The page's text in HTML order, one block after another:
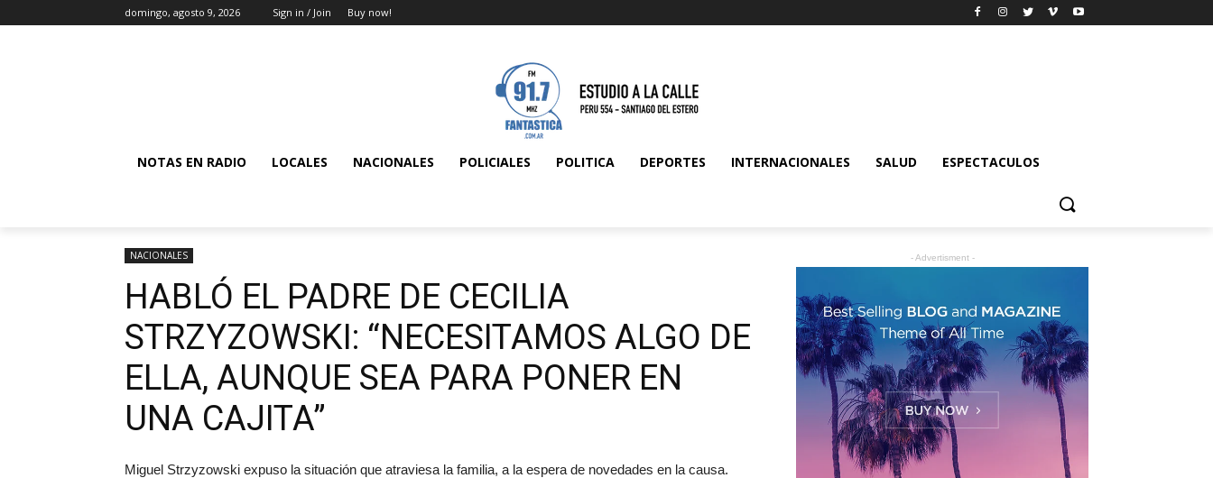
domingo, agosto 9, 2026 Sign in / Join Buy now!
NOTAS EN RADIO LOCALES NACIONALES POLICIALES POLITICA DEPORTES INTERNACIONALES SALUD ESPECTACULOS
NACIONALES
HABLÓ EL PADRE DE CECILIA
STRZYZOWSKI: “NECESITAMOS ALGO DE
ELLA, AUNQUE SEA PARA PONER EN
UNA CAJITA”
Miguel Strzyzowski expuso la situación que atraviesa la familia, a la espera de novedades en la causa.
- Advertisment -